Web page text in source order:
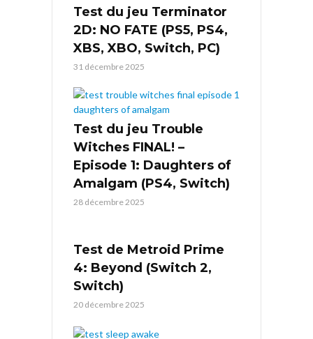
Test du jeu Terminator
2D: NO FATE (PS5, PS4,
XBS, XBO, Switch, PC)
31 décembre 2025
Test du jeu Trouble
Witches FINAL! –
Episode 1: Daughters of
Amalgam (PS4, Switch)
28 décembre 2025
Test de Metroid Prime
4: Beyond (Switch 2,
Switch)
20 décembre 2025